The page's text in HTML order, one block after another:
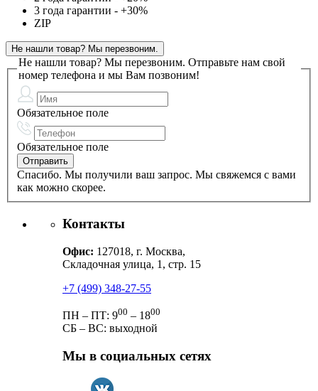
3 года гарантии - +30%
ZIP
Не нашли товар? Мы перезвоним.
Не нашли товар? Мы перезвоним. Отправьте нам свой
номер телефона и мы Вам позвоним!
Обязательное поле
Обязательное поле
Спасибо. Мы получили ваш запрос. Мы свяжемся с вами
как можно скорее.
Контакты
Офис: 127018, г. Москва,
Складочная улица, 1, стр. 15
+7 (499) 348-27-55
ПН – ПТ: 900 – 1800
СБ – ВС: выходной
Мы в социальных сетях